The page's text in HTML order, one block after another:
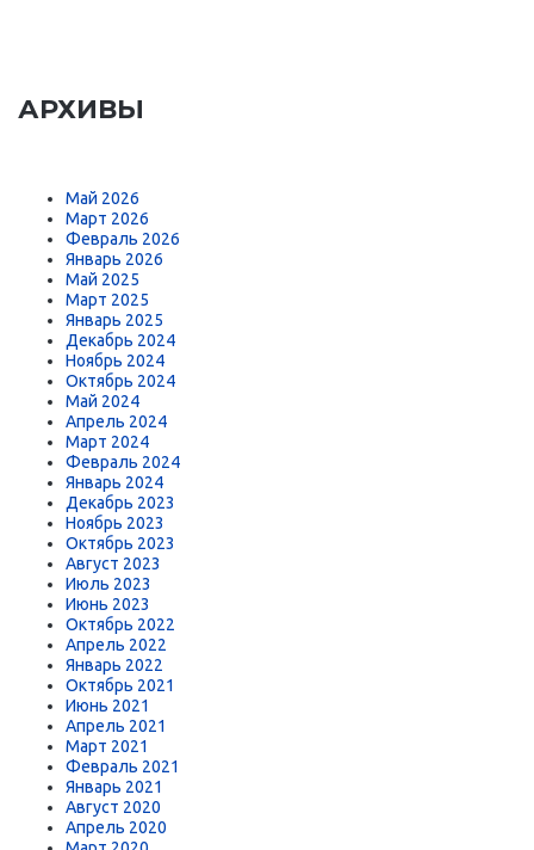
АРХИВЫ
Май 2026
Март 2026
Февраль 2026
Январь 2026
Май 2025
Март 2025
Январь 2025
Декабрь 2024
Ноябрь 2024
Октябрь 2024
Май 2024
Апрель 2024
Март 2024
Февраль 2024
Январь 2024
Декабрь 2023
Ноябрь 2023
Октябрь 2023
Август 2023
Июль 2023
Июнь 2023
Октябрь 2022
Апрель 2022
Январь 2022
Октябрь 2021
Июнь 2021
Апрель 2021
Март 2021
Февраль 2021
Январь 2021
Август 2020
Апрель 2020